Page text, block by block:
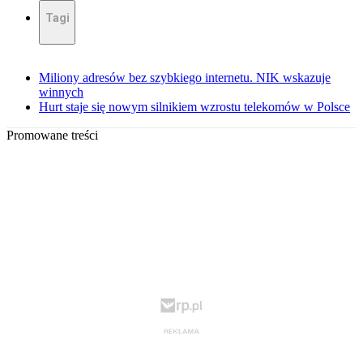
Tagi
Miliony adresów bez szybkiego internetu. NIK wskazuje
winnych
Hurt staje się nowym silnikiem wzrostu telekomów w Polsce
Promowane treści